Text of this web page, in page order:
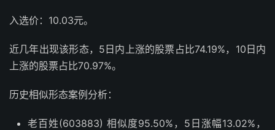
入选价：10.03元。
近几年出现该形态，5日内上涨的股票占比74.19%，10日内
上涨的股票占比70.97%。
历史相似形态案例分析：
老百姓(603883) 相似度95.50%，5日涨幅13.02%，